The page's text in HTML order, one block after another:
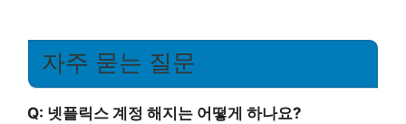
자주 묻는 질문
Q: 넷플릭스 계정 해지는 어떻게 하나요?